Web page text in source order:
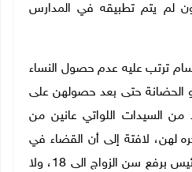
لم يتم تطبيقه في المدارس
ترتب عليه عدم حصول النساء
الحضانة حتى بعد حصولهن على
من السيدات اللواتي عانين من
لهن، لافتة إلى أن القضاء في
قطاع غزة لم يلتزم بقرار الرئيس برفع سن الزواج الى 18، ولا